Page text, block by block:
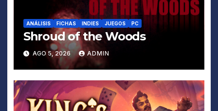
ANÁLISIS FICHAS INDIES JUEGOS PC
Shroud of the Woods
AGO 5, 2026 ADMIN